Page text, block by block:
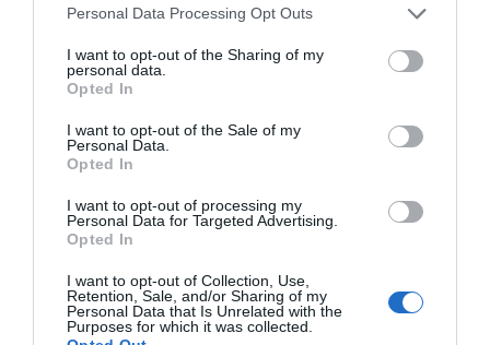
Personal Data Processing Opt Outs
I want to opt-out of the Sharing of my
personal data.
Opted In
I want to opt-out of the Sale of my
Personal Data.
Opted In
I want to opt-out of processing my
Personal Data for Targeted Advertising.
Opted In
I want to opt-out of Collection, Use,
Retention, Sale, and/or Sharing of my
Personal Data that Is Unrelated with the
Purposes for which it was collected.